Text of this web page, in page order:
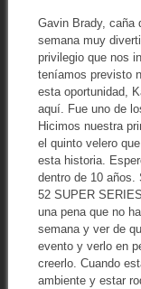
Gavin Brady, caña
semana muy
privilegio que nos
teníamos previsto
esta oportunidad,
aquí. Fue uno de
Hicimos nuestra
el quinto velero
esta historia.
dentro de 10 años.
52 SUPER
una pena que no
semana y ver de
evento y verlo en
creerlo. Cuando
ambiente y estar